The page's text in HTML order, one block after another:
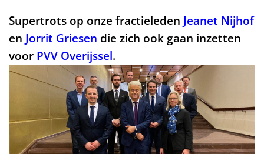
Supertrots op onze fractieleden Jeanet Nijhof
en Jorrit Griesen die zich ook gaan inzetten
voor PVV Overijssel.